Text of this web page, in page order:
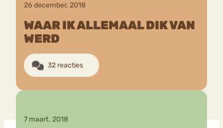
26 december, 2018
WAAR IK ALLEMAAL DIK VAN
WERD
32 reacties
7 maart, 2018